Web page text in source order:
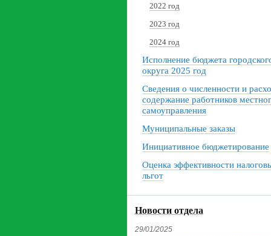
2022 год
2023 год
2024 год
Исполнение бюджета
округа 2025 год
Сведения о численности и
содержание работников
самоуправления
Муниципальные заказы
Инициативное бюджетирование
Оценка эффективности
льгот
Новости отдела
29/01/2025